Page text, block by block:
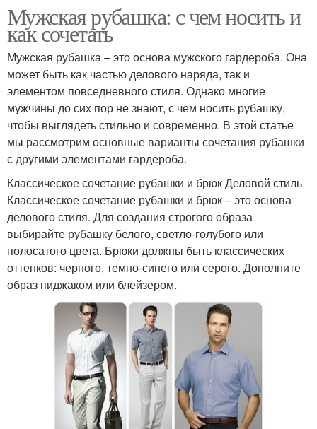
Мужская рубашка: с чем носить и
как сочетать
Мужская рубашка – это основа мужского гардероба. Она
может быть как частью делового наряда, так и
элементом повседневного стиля. Однако многие
мужчины до сих пор не знают, с чем носить рубашку,
чтобы выглядеть стильно и современно. В этой статье
мы рассмотрим основные варианты сочетания рубашки
с другими элементами гардероба.
Классическое сочетание рубашки и брюк Деловой стиль
Классическое сочетание рубашки и брюк – это основа
делового стиля. Для создания строгого образа
выбирайте рубашку белого, светло-голубого или
полосатого цвета. Брюки должны быть классических
оттенков: черного, темно-синего или серого. Дополните
образ пиджаком или блейзером.